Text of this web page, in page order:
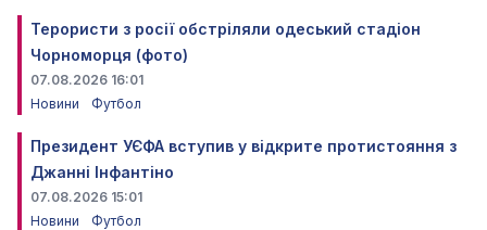
Терористи з росії обстріляли одеський стадіон
Чорноморця (фото)
07.08.2026 16:01
Новини
Футбол
Президент УЄФА вступив у відкрите протистояння з
Джанні Інфантіно
07.08.2026 15:01
Новини
Футбол